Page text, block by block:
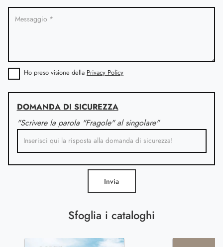
Sfoglia i cataloghi
Ho preso visione della Privacy Policy
DOMANDA DI SICUREZZA
"Scrivere la parola "Fragole" al singolare"
Invia